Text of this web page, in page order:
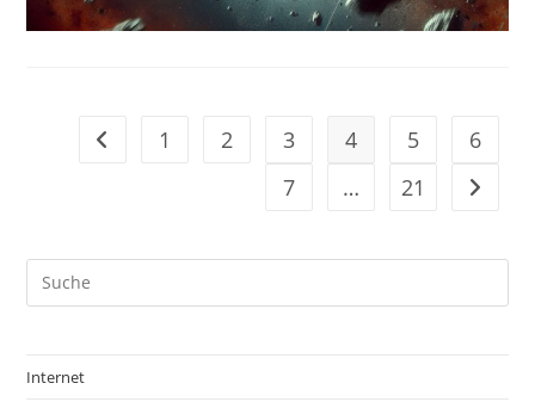
Gehe zur vorherigen Seite
1 2 3 4 5
6
7
… 21 Gehe
Internet